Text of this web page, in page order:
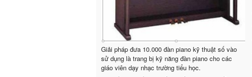
Giải pháp đưa 10.000 đàn piano kỹ thuật số vào
sử dụng là trang bị kỹ năng đàn piano cho các
giáo viên dạy nhạc trường tiểu học.